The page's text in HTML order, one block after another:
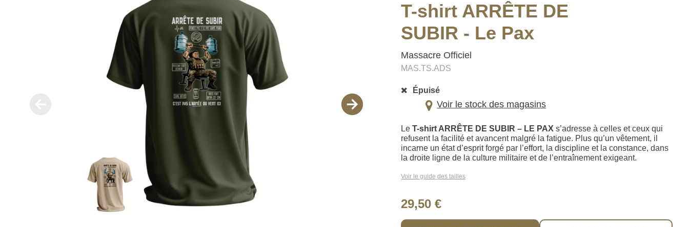
T-shirt ARRÊTE DE
SUBIR - Le Pax
Massacre Officiel
MAS.TS.ADS
Épuisé
Voir le stock des magasins
LeT-shirt ARRÊTE DE SUBIR – LE PAX s’adresse à celles et ceux qui
refusent la facilité et avancent malgré la fatigue. Plus qu’un vêtement, il
incarne un état d’esprit forgé par l’effort, la discipline et la constance, dans
la droite ligne de la culture militaire et de l’entraînement exigeant.
Voir le guide des tailles
29,50 €